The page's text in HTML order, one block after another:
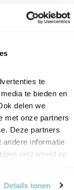
te
te bieden en
delen we
met onze partners
Deze partners
andere informatie
verzameld op
Details tonen